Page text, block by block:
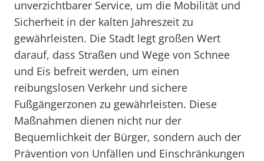
unverzichtbarer Service, um die Mobilität und
Sicherheit in der kalten Jahreszeit zu
gewährleisten. Die Stadt legt großen Wert
darauf, dass Straßen und Wege von Schnee
und Eis befreit werden, um einen
reibungslosen Verkehr und sichere
Fußgängerzonen zu gewährleisten. Diese
Maßnahmen dienen nicht nur der
Bequemlichkeit der Bürger, sondern auch der
Prävention von Unfällen und Einschränkungen